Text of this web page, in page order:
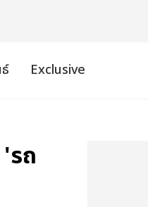
Exclusive
รถ